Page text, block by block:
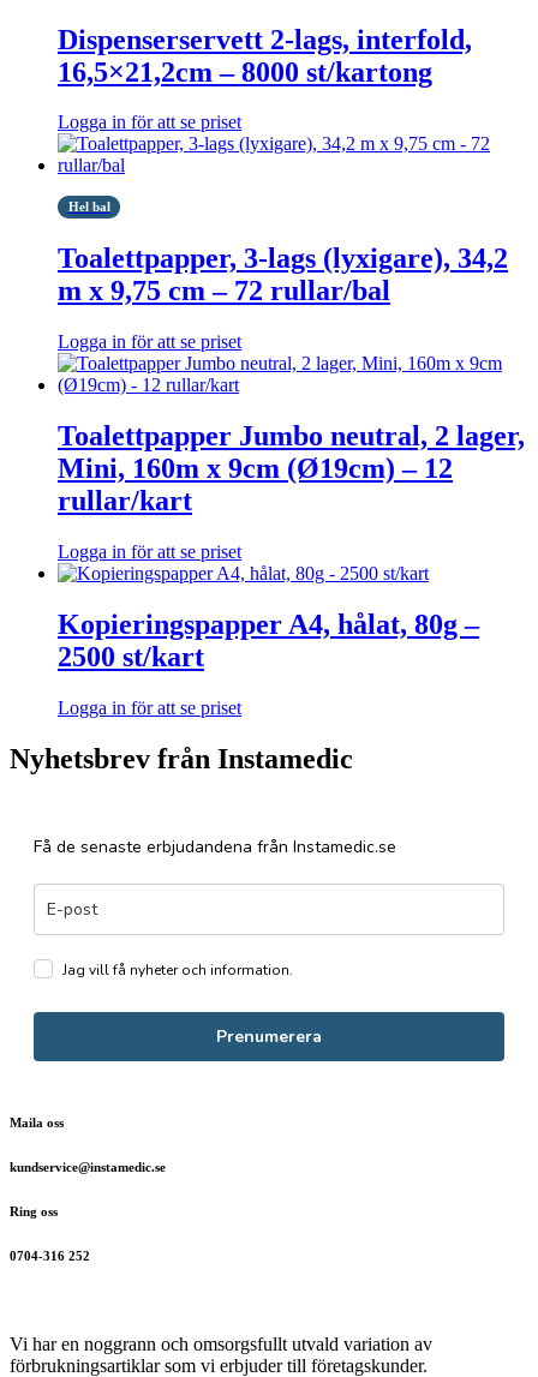
Dispenserservett 2-lags, interfold,
16,5×21,2cm – 8000 st/kartong
Logga in för att se priset
Hel bal
Toalettpapper, 3-lags (lyxigare), 34,2
m x 9,75 cm – 72 rullar/bal
Logga in för att se priset
Toalettpapper Jumbo neutral, 2 lager,
Mini, 160m x 9cm (Ø19cm) – 12
rullar/kart
Logga in för att se priset
Kopieringspapper A4, hålat, 80g –
2500 st/kart
Logga in för att se priset
Nyhetsbrev från Instamedic
Få de senaste erbjudandena från Instamedic.se
Jag vill få nyheter och information.
Prenumerera
Maila oss
kundservice@instamedic.se
Ring oss
0704-316 252
Vi har en noggrann och omsorgsfullt utvald variation av
förbrukningsartiklar som vi erbjuder till företagskunder.